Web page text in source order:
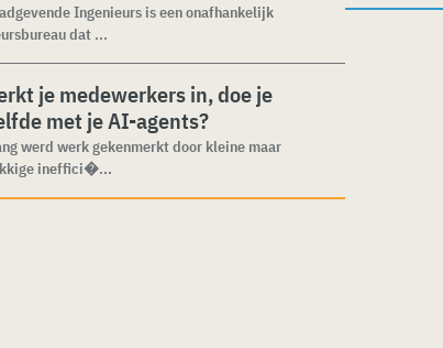
Ingenieurs is een onafhankelijk
dat ...
je medewerkers in, doe je
met je AI-agents?
werd werk gekenmerkt door kleine maar
ineffici�...